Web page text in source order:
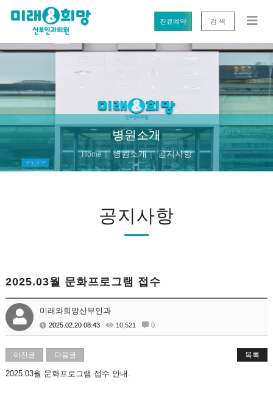
진료예약 검 색
병원소개
Home 병원소개 공지사항
공지사항
2025.03월 문화프로그램 접수
미래와희망산부인과
2025.02.20 08:43 10,521 0
이전글 다음글 목록
2025.03월 문화프로그램 접수 안내.